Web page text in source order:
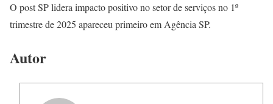
O post SP lidera impacto positivo no setor de serviços no 1º
trimestre de 2025 apareceu primeiro em Agência SP.
Autor